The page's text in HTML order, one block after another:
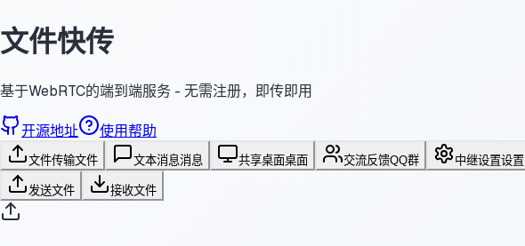
文件快传
基于WebRTC的端到端服务 - 无需注册，即传即用
开源地址 使用帮助
文件传输文件 文本消息消息 共享桌面桌面 交流反馈QQ群 中继设置设置
发送文件 接收文件